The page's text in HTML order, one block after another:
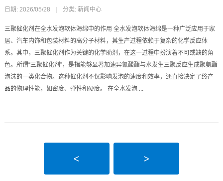
日期: 2026/05/28 分类: 新闻中心
三聚催化剂在全水发泡软体海绵中的作用 全水发泡软体海绵是一种广泛应用于家
居、汽车内饰和包装材料的高分子材料，其生产过程依赖于复杂的化学反应体
系。其中，三聚催化剂作为关键的化学助剂，在这一过程中扮演着不可或缺的角
色。所谓“三聚催化剂”，是指能够显著加速异氰酸酯与水发生三聚反应生成聚氨酯
泡沫的一类化合物。这种催化剂不仅影响发泡的速度和效率，还直接决定了终产
品的物理性能，如密度、弹性和硬度。 在全水发泡 ...
< >